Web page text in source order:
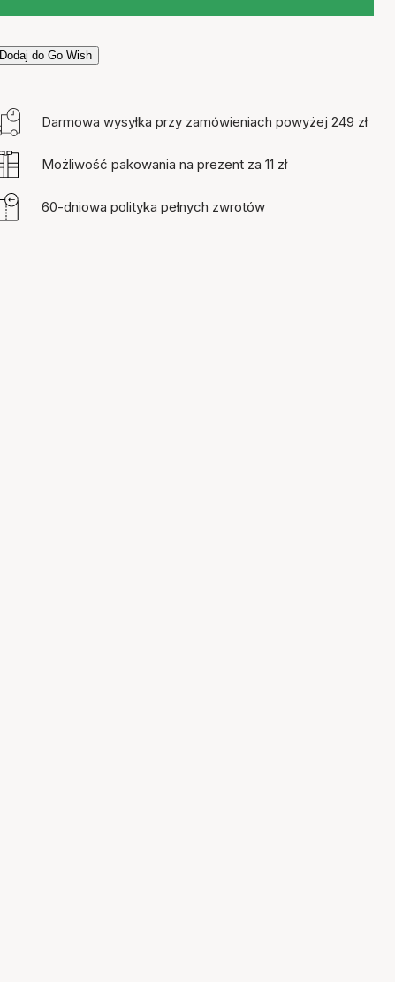
Dodaj do Go Wish
Darmowa wysyłka przy zamówieniach powyżej 249 zł
Możliwość pakowania na prezent za 11 zł
60-dniowa polityka pełnych zwrotów